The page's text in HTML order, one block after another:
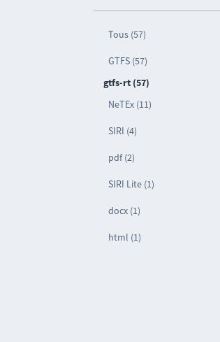
Tous (57)
GTFS (57)
gtfs-rt (57)
NeTEx (11)
SIRI (4)
pdf (2)
SIRI Lite (1)
docx (1)
html (1)